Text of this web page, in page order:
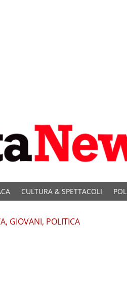
CULTURA & SPETTACOLI
GIOVANI, POLITICA